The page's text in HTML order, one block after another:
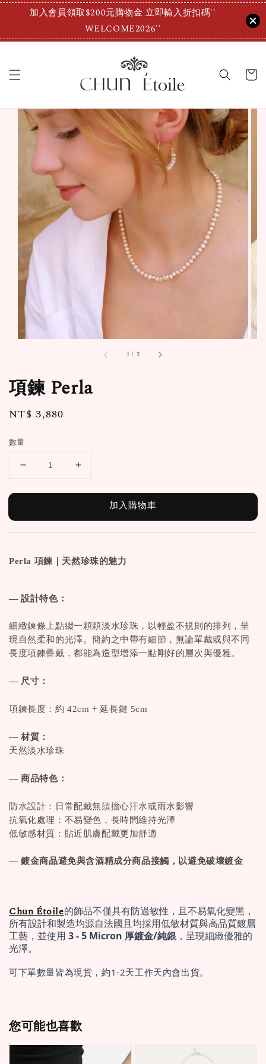
加入會員領取$200元購物金 立即輸入折扣碼''
WELCOME2026''
1 / 2
項鍊 Perla
Regular
NT$ 3,880
數量
加入購物車
Perla 項鍊｜天然珍珠的魅力
— 設計特色：
細緻鍊條上點綴一顆顆淡水珍珠，以輕盈不規則的排列，呈
現自然柔和的光澤。簡約之中帶有細節，無論單戴或與不同
長度項鍊疊戴，都能為造型增添一點剛好的層次與優雅。
— 尺寸：
項鍊長度：約 42cm + 延長鏈 5cm
— 材質：
天然淡水珍珠
—商品特色：
防水設計：日常配戴無須擔心汗水或雨水影響
抗氧化處理：不易變色，長時間維持光澤
低敏感材質：貼近肌膚配戴更加舒適
— 鍍金商品避免與含酒精成分商品接觸，以避免破壞鍍金
Chun Étoile的飾品不僅具有防過敏性，且不易氧化變黑，
所有設計和製造均源自法國且均採用低敏材質與高品質鍍層
工藝，並使用 3 - 5 Micron 厚鍍金/純銀 ，呈現細緻優雅的
光澤。
可下單數量皆為現貨，約1-2天工作天內會出貨。
您可能也喜歡